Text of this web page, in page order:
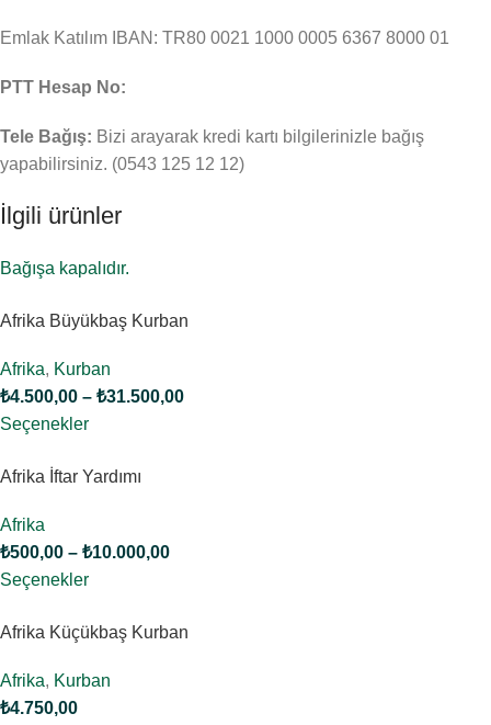
Emlak Katılım IBAN: TR80 0021 1000 0005 6367 8000 01
PTT Hesap No:
Tele Bağış: Bizi arayarak kredi kartı bilgilerinizle bağış
yapabilirsiniz. (0543 125 12 12)
İlgili ürünler
Bağışa kapalıdır.
Afrika Büyükbaş Kurban
Afrika, Kurban
₺4.500,00 – ₺31.500,00
Seçenekler
Afrika İftar Yardımı
Afrika
₺500,00 – ₺10.000,00
Seçenekler
Afrika Küçükbaş Kurban
Afrika, Kurban
₺4.750,00